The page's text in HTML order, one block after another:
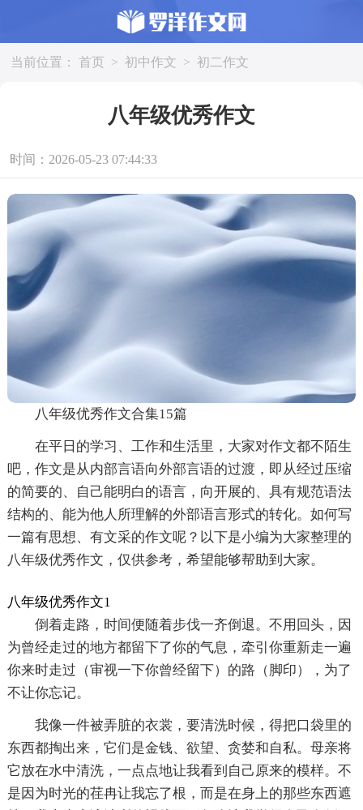
当前位置： 首页 > 初中作文 > 初二作文
八年级优秀作文
时间：2026-05-23 07:44:33
八年级优秀作文合集15篇
在平日的学习、工作和生活里，大家对作文都不陌生
吧，作文是从内部言语向外部言语的过渡，即从经过压缩
的简要的、自己能明白的语言，向开展的、具有规范语法
结构的、能为他人所理解的外部语言形式的转化。如何写
一篇有思想、有文采的作文呢？以下是小编为大家整理的
八年级优秀作文，仅供参考，希望能够帮助到大家。
八年级优秀作文1
倒着走路，时间便随着步伐一齐倒退。不用回头，因
为曾经走过的地方都留下了你的气息，牵引你重新走一遍
你来时走过（审视一下你曾经留下）的路（脚印），为了
不让你忘记。
我像一件被弄脏的衣裳，要清洗时候，得把口袋里的
东西都掏出来，它们是金钱、欲望、贪婪和自私。母亲将
它放在水中清洗，一点点地让我看到自己原来的模样。不
是因为时光的荏冉让我忘了根，而是在身上的那些东西遮